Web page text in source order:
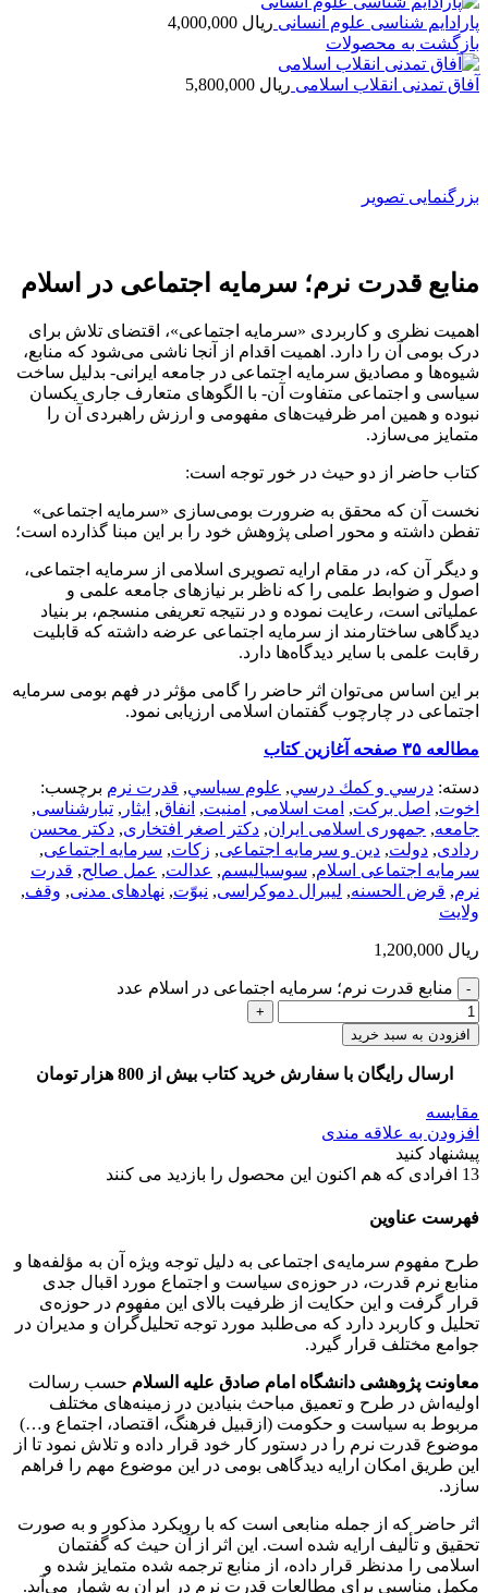
پارادایم شناسی علوم انسانی ریال
بازگشت به محصولات
آفاق تمدنی انقلاب اسلامی ریال
بزرگنمایی تصویر
منابع قدرت نرم؛ سرمایه‌ اجتماعی در اسلام
اهمیت نظری و کاربردی «سرمایه اجتماعی»، اقتضای تلاش برای
درک بومی آن را دارد. اهمیت اقدام از آنجا ناشی می‌شود که منابع،
شیوه‌ها و مصادیق سرمایه اجتماعی در جامعه ایرانی- بدلیل ساخت
سیاسی و اجتماعی متفاوت آن- با الگوهای متعارف جاری یکسان
نبوده و همین امر ظرفیت‌های مفهومی و ارزش راهبردی آن را
متمایز می‌سازد.
کتاب حاضر از دو حیث در خور توجه است:
نخست آن که محقق به ضرورت بومی‌سازی «سرمایه اجتماعی»
تفطن داشته و محور اصلی پژوهش خود را بر این مبنا گذارده است؛
و دیگر آن که، در مقام ارایه تصویری اسلامی از سرمایه اجتماعی،
اصول و ضوابط علمی را که ناظر بر نیازهای جامعه علمی و
عملیاتی است، رعایت نموده و در نتیجه تعریفی منسجم، بر بنیاد
دیدگاهی ساختارمند از سرمایه اجتماعی عرضه داشته که قابلیت
رقابت علمی با سایر دیدگاه‌ها دارد.
بر این اساس می‌توان اثر حاضر را گامی مؤثر در فهم بومی سرمایه
اجتماعی در چارچوب گفتمان اسلامی ارزیابی نمود.
مطالعه ۳۵ صفحه آغازین کتاب
دسته: درسي و كمك درسي, علوم سياسي, قدرت نرم برچسب:
اخوت, اصل برکت, امت اسلامی, امنیت, انفاق, ایثار , تبارشناسی,
جامعه, جمهوری اسلامی ایران, دکتر اصغر افتخاری, دکتر محسن
ردادی, دولت, دین و سرمایه اجتماعی, زکات, سرمایه اجتماعی,
سرمایه اجتماعی اسلام, سوسیالیسم, عدالت, عمل صالح, قدرت
نرم, قرض الحسنه, لیبرال دموکراسی, نبوّت, نهادهای مدنی, وقف,
ولایت
ریال
منابع قدرت نرم؛ سرمایه‌ اجتماعی در اسلام عدد
افزودن به سبد خرید
ارسال رایگان با سفارش خرید کتاب بیش از 800 هزار تومان
مقایسه
افزودن به علاقه مندی
پیشنهاد کنید
13 افرادی که هم اکنون این محصول را بازدید می کنند
فهرست عناوین
طرح مفهوم سرمایه‌ی اجتماعی به دلیل توجه ویژه آن به مؤلفه‌ها و
منابع نرم قدرت، در حوزه‌ی سیاست و اجتماع مورد اقبال جدی
قرار گرفت و این حکایت از ظرفیت بالای این مفهوم در حوزه‌ی
تحلیل و کاربرد دارد که می‌طلبد مورد توجه تحلیل‌گران و مدیران در
جوامع مختلف قرار گیرد.
معاونت پژوهشی دانشگاه امام صادق علیه السلام حسب رسالت
اولیه‌اش در طرح و تعمیق مباحث بنیادین در زمینه‌های مختلف
مربوط به سیاست و حکومت (ازقبیل فرهنگ، اقتصاد، اجتماع و…)
موضوع قدرت نرم را در دستور کار خود قرار داده و تلاش نمود تا از
این طریق امکان ارایه دیدگاهی بومی در این موضوع مهم را فراهم
سازد.
اثر حاضر که از جمله منابعی است که با رویکرد مذکور و به صورت
تحقیق و تألیف ارایه شده است. این اثر از آن حیث که گفتمان
اسلامی را مدنظر قرار داده، از منابع ترجمه شده متمایز شده و
مکمل مناسبی برای مطالعات قدرت نرم در ایران به شمار می‌آید.